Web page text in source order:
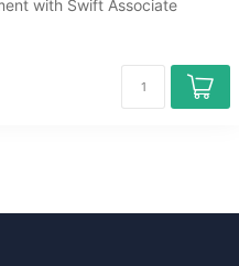
with Swift Associate